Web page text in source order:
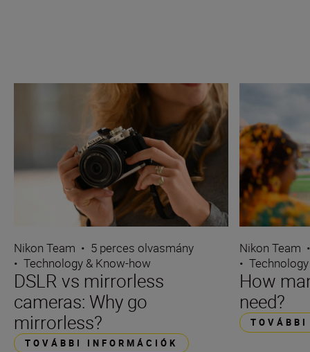
Nikon Team • 5 perces olvasmány
• Technology & Know-how
DSLR vs mirrorless
cameras: Why go
mirrorless?
TOVÁBBI INFORMÁCIÓK
Nikon Team
•
How
need?